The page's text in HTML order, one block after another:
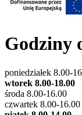
Godziny
poniedziałek 8.00-
wtorek 8.00-18.00
środa 8.00-16.00
czwartek 8.00-16.00